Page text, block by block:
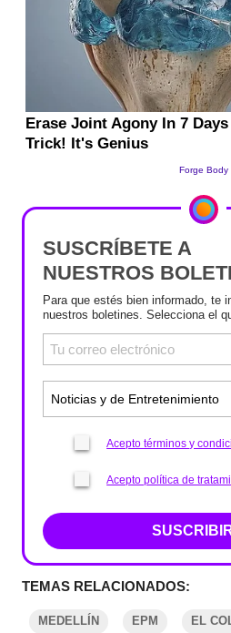
SUSCRÍBETE A
NUESTROS
Para que estés bien informado, te
nuestros boletines. Selecciona el
Acepto términos y
Acepto política de
TEMAS RELACIONADOS:
MEDELLÍN EPM EL